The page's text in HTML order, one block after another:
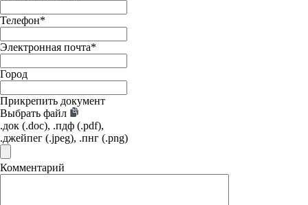
Телефон*
Электронная почта*
Город
Прикрепить документ
Выбрать файл
.док (.doc), .пдф (.pdf),
.джейпег (.jpeg), .пнг (.png)
Комментарий